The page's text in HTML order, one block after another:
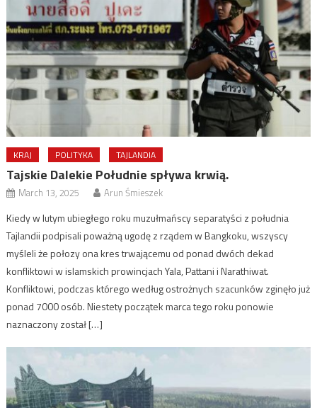
KRAJ POLITYKA TAJLANDIA
Tajskie Dalekie Południe spływa krwią.
March 13, 2025 Arun Śmieszek
Kiedy w lutym ubiegłego roku muzułmańscy separatyści z południa
Tajlandii podpisali poważną ugodę z rządem w Bangkoku, wszyscy
myśleli że połozy ona kres trwającemu od ponad dwóch dekad
konfliktowi w islamskich prowincjach Yala, Pattani i Narathiwat.
Konfliktowi, podczas którego według ostrożnych szacunków zginęło już
ponad 7000 osób. Niestety początek marca tego roku ponowie
naznaczony został […]